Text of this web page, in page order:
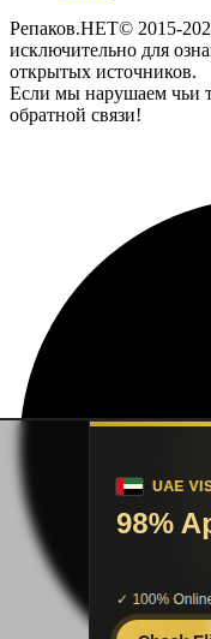
Репаков.НЕТ© 2015-
исключительно для
открытых источников.
Если мы нарушаем чьи
обратной связи!